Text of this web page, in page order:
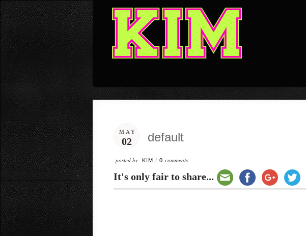
MAY
02 default
posted by KIM / 0 comments
It's only fair to share...